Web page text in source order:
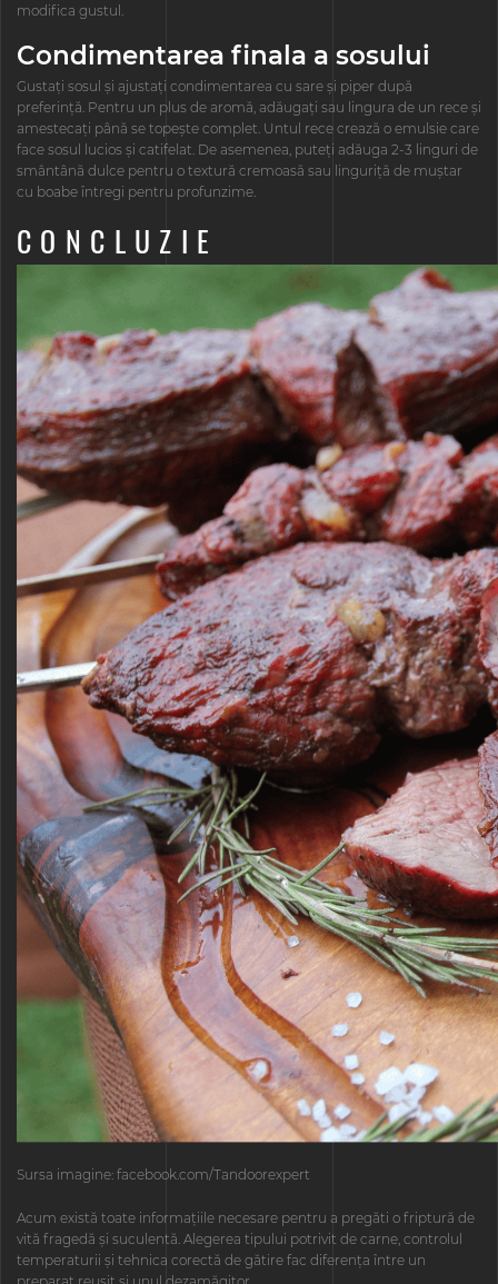
modifica gustul.
Condimentarea finala a sosului
Gustați sosul și ajustați condimentarea cu sare și piper după
preferință. Pentru un plus de aromă, adăugați sau lingura de un rece și
amestecați până se topește complet. Untul rece crează o emulsie care
face sosul lucios și catifelat. De asemenea, puteți adăuga 2-3 linguri de
smântână dulce pentru o textură cremoasă sau linguriță de muștar
cu boabe întregi pentru profunzime.
CONCLUZIE
Sursa imagine: facebook.com/Tandoorexpert
Acum există toate informațiile necesare pentru a pregăti o friptură de
vită fragedă și suculentă. Alegerea tipului potrivit de carne, controlul
temperaturii și tehnica corectă de gătire fac diferența între un